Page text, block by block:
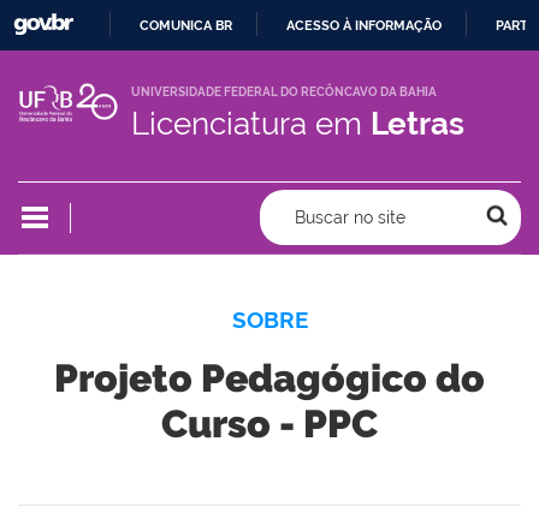
PARA
O
COMUNICA BR ACESSO À INFORMAÇÃO
UNIVERSIDADE FEDERAL DO RECÔNCAVO DA BAHIA
Licenciatura em Letras
Buscar no site
SOBRE
Projeto Pedagógico do
Curso - PPC